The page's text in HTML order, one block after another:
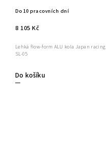
Do 10 pracovních dní
8 105 Kč
Do košíku
Lehká flow-form ALU kola Japan racing
SL-05